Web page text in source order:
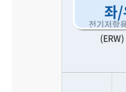
좌/
전기저항
(ERW)